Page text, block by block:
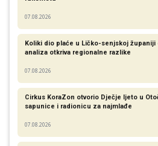
07.08.2026
Koliki dio plaće u Ličko-senjskoj županiji
analiza otkriva regionalne razlike​
07.08.2026
Cirkus KoraZon otvorio Dječje ljeto u
sapunice i radionicu za najmlađe
07.08.2026